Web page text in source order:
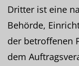
Dritter ist eine
Behörde,
der betroffenen
dem